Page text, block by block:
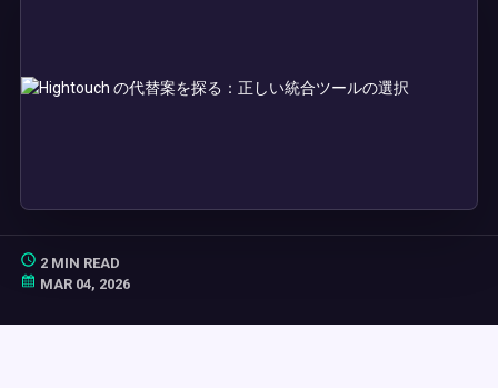
2 MIN READ
MAR 04, 2026